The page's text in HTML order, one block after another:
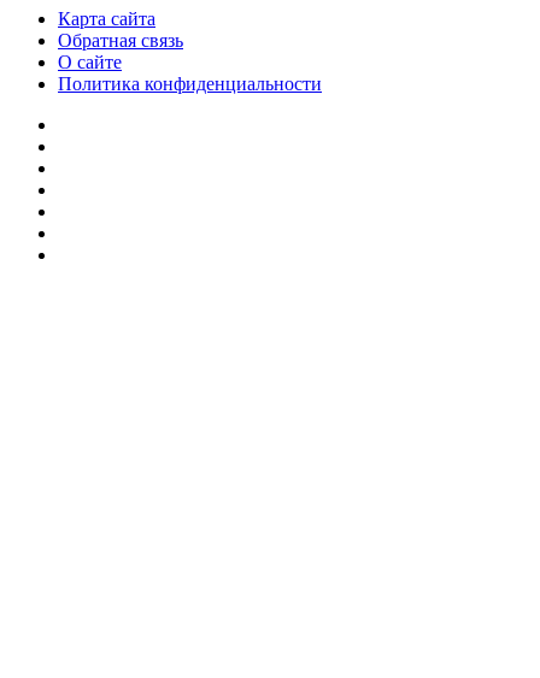
Карта сайта
Обратная связь
О сайте
Политика конфиденциальности